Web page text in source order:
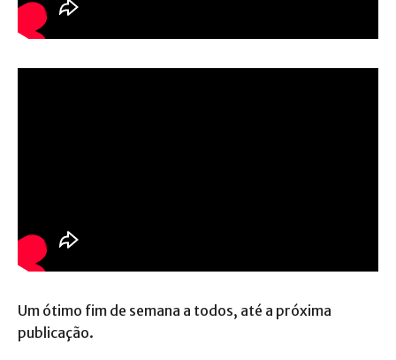
Um ótimo fim de semana a todos, até a próxima
publicação.